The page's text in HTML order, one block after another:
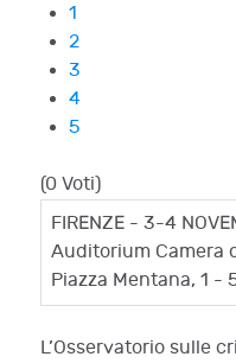
1
2
3
4
5
(0 Voti)
FIRENZE - 3-4
Auditorium Camera
Piazza Mentana, 1 -
L’Osservatorio sulle